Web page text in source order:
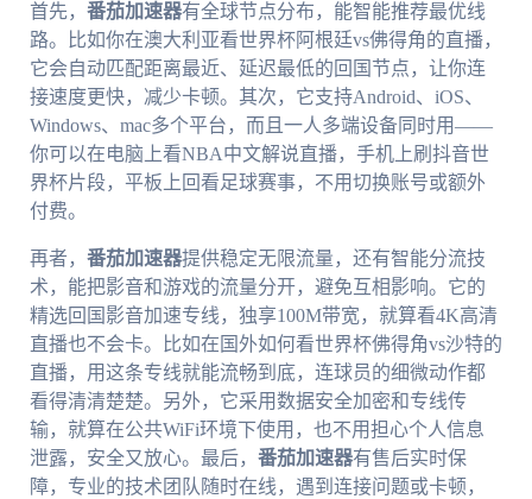
首先， 番茄加速器有全球节点分布，能智能推荐最优线
路。比如你在澳大利亚看世界杯阿根廷vs佛得角的直播，
它会自动匹配距离最近、延迟最低的回国节点，让你连
接速度更快，减少卡顿。其次，它支持Android、iOS、
Windows、mac多个平台，而且一人多端设备同时用——
你可以在电脑上看NBA中文解说直播，手机上刷抖音世
界杯片段，平板上回看足球赛事，不用切换账号或额外
付费。
再者， 番茄加速器提供稳定无限流量，还有智能分流技
术，能把影音和游戏的流量分开，避免互相影响。它的
精选回国影音加速专线，独享100M带宽，就算看4K高清
直播也不会卡。比如在国外如何看世界杯佛得角vs沙特的
直播，用这条专线就能流畅到底，连球员的细微动作都
看得清清楚楚。另外，它采用数据安全加密和专线传
输，就算在公共WiFi环境下使用，也不用担心个人信息
泄露，安全又放心。最后， 番茄加速器有售后实时保
障，专业的技术团队随时在线，遇到连接问题或卡顿，